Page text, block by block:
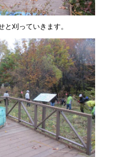
と刈っていきます。